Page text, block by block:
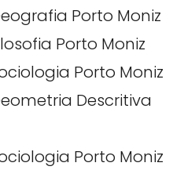
Porto Moniz
Porto Moniz
Porto Moniz
Descritiva
Porto Moniz